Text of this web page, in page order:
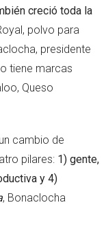
creció toda la
polvo para
presidente
tiene marcas
Queso
cambio de
pilares: 1) gente,
y 4)
, Bonaclocha